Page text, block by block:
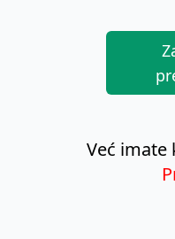
Već imate